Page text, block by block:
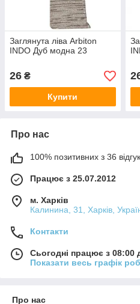
Заглянута ліва Arbiton
INDO Дуб модна 23
26 ₴
Купити
Про нас
100% позитивних з 36
Працює з 25.07.2012
м. Харків
Калинина, 31, Харків,
Контакти
Сьогодні працює з 08:00
Показати весь графік
Про нас